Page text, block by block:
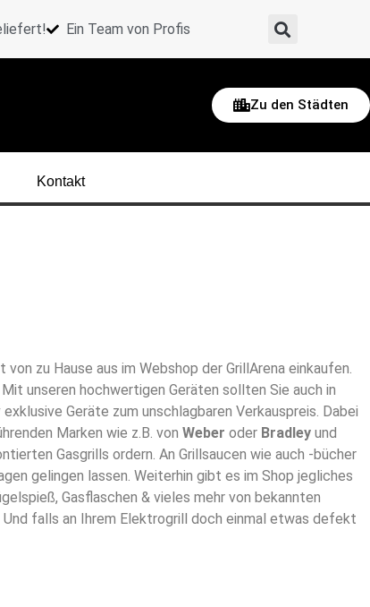
Ein Team von Profis
Zu den Städten
Kontakt
zu Hause aus im Webshop der GrillArena einkaufen.
unseren hochwertigen Geräten sollten Sie auch in
Geräte zum unschlagbaren Verkauspreis. Dabei
Marken wie z.B. von Weber oder Bradley und
Gasgrills ordern. An Grillsaucen wie auch -bücher
gelingen lassen. Weiterhin gibt es im Shop jegliches
Gasflaschen & vieles mehr von bekannten
Und falls an Ihrem Elektrogrill doch einmal etwas defekt